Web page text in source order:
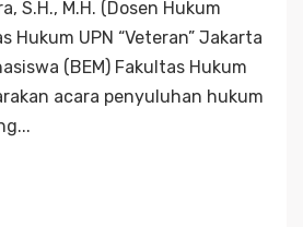
S.H., M.H. (Dosen Hukum
Hukum UPN “Veteran” Jakarta
(BEM) Fakultas Hukum
acara penyuluhan hukum